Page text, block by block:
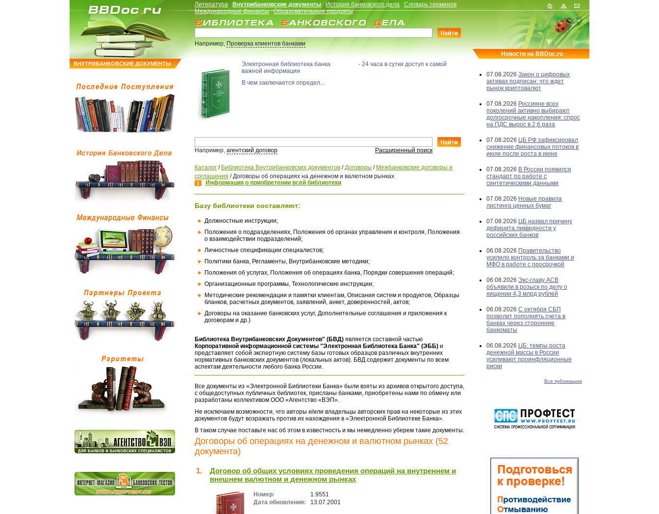
ВНУТРИБАНКОВСКИЕ ДОКУМЕНТЫ
Литература Внутрибанковские документы История банковского дела
Словарь терминов
Международные финансы
Образовательные продукты
Например,Проверка клиентов банками
Электронная библиотека банка - 24 часа в сутки доступ к самой
важной информации
В чем заключается определ...
Например, агентский договор Расширенный поиск
Каталог / Библиотека Внутрибанковских документов /Договоры / Межбанковские договоры и
соглашения /Договоры об операциях на денежном и валютном рынках
Информация о приобретении всей библиотеки
Базу библиотеки составляют:
Должностные инструкции;
Положения о подразделениях, Положения об органах управления и контроля, Положения
о взаимодействии подразделений;
Личностные спецификации специалистов;
Политики банка, Регламенты, Внутрибанковские методики;
Положения об услугах, Положения об операциях банка, Порядки совершения операций;
Организационные программы, Технологические инструкции;
Методические рекомендации и памятки клиентам, Описания систем и продуктов, Образцы
бланков, расчетных документов, заявлений, анкет, доверенностей, актов;
Договоры на оказание банковских услуг, Дополнительные соглашения и приложения к
договорам и др.)
Библиотека Внутрибанковских Документов" (БВД) является составной частью
Корпоративной информационной системы "Электронная Библиотека Банка" (ЭББ) и
представляет собой экспертную систему базы готовых образцов различных внутренних
нормативных банковских документов (локальных актов). БВД содержит документы по всем
аспектам деятельности любого банка России.
Все документы из «Электронной Библиотеки Банка» были взяты из архивов открытого доступа,
с общедоступных публичных библиотек, присланы банками, приобретены нами по обмену или
разработаны коллективом ООО «Агентство «ВЭП».
Не исключаем возможности, что авторы и/или владельцы авторских прав на некоторые из этих
документов будут возражать против их нахождения в «Электронной Библиотеке Банка».
В таком случае поставьте нас об этом в известность и мы немедленно уберем такие документы.
Договоры об операциях на денежном и валютном рынках (52
документа)
1.
Договор об общих условиях проведения операций на внутреннем и
внешнем валютном и денежном рынках
Номер:
1.9551
Дата обновления:
13.07.2001
Новости на BBDoc.ru
07.08.2026 Закон о цифровых
активах подписан: что ждет
рынок криптовалют
07.08.2026 Россияне всех
поколений активно выбирают
долгосрочные накопления: спрос
на ПДС вырос в 2,6 раза
07.08.2026 ЦБ РФ зафиксировал
снижение финансовых потоков в
июле после роста в июне
07.08.2026 В России появился
стандарт по работе с
синтетическими данными
07.08.2026 Новые правила
листинга ценных бумаг
07.08.2026 ЦБ назвал причину
дефицита ликвидности у
российских банков
06.08.2026 Правительство
усилило контроль за банками и
МФО в работе с просрочкой
06.08.2026 Экс-главу АСВ
объявили в розыск по делу о
хищении 4,3 млрд рублей
06.08.2026 С октября СБП
позволит пополнять счета в
банках через сторонние
банкоматы
06.08.2026 ЦБ: темпы роста
денежной массы в России
усиливают проинфляционные
риски
Все публикации